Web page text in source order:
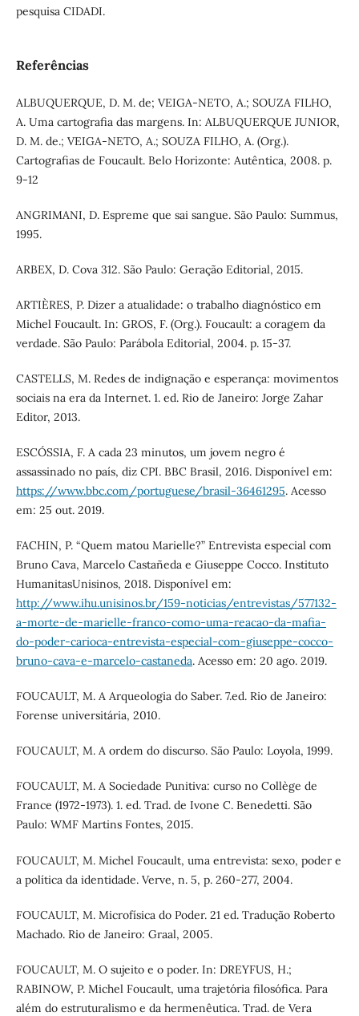
pesquisa CIDADI.
Referências
ALBUQUERQUE, D. M. de; VEIGA-NETO, A.; SOUZA FILHO,
A. Uma cartografia das margens. In: ALBUQUERQUE JUNIOR,
D. M. de.; VEIGA-NETO, A.; SOUZA FILHO, A. (Org.).
Cartografias de Foucault. Belo Horizonte: Autêntica, 2008. p.
9-12
ANGRIMANI, D. Espreme que sai sangue. São Paulo: Summus,
1995.
ARBEX, D. Cova 312. São Paulo: Geração Editorial, 2015.
ARTIÈRES, P. Dizer a atualidade: o trabalho diagnóstico em
Michel Foucault. In: GROS, F. (Org.). Foucault: a coragem da
verdade. São Paulo: Parábola Editorial, 2004. p. 15-37.
CASTELLS, M. Redes de indignação e esperança: movimentos
sociais na era da Internet. 1. ed. Rio de Janeiro: Jorge Zahar
Editor, 2013.
ESCÓSSIA, F. A cada 23 minutos, um jovem negro é
assassinado no país, diz CPI. BBC Brasil, 2016. Disponível em:
https://www.bbc.com/portuguese/brasil-36461295. Acesso
em: 25 out. 2019.
FACHIN, P. “Quem matou Marielle?” Entrevista especial com
Bruno Cava, Marcelo Castañeda e Giuseppe Cocco. Instituto
HumanitasUnisinos, 2018. Disponível em:
http://www.ihu.unisinos.br/159-noticias/entrevistas/577132-
a-morte-de-marielle-franco-como-uma-reacao-da-mafia-
do-poder-carioca-entrevista-especial-com-giuseppe-cocco-
bruno-cava-e-marcelo-castaneda. Acesso em: 20 ago. 2019.
FOUCAULT, M. A Arqueologia do Saber. 7.ed. Rio de Janeiro:
Forense universitária, 2010.
FOUCAULT, M. A ordem do discurso. São Paulo: Loyola, 1999.
FOUCAULT, M. A Sociedade Punitiva: curso no Collège de
France (1972-1973). 1. ed. Trad. de Ivone C. Benedetti. São
Paulo: WMF Martins Fontes, 2015.
FOUCAULT, M. Michel Foucault, uma entrevista: sexo, poder e
a política da identidade. Verve, n. 5, p. 260-277, 2004.
FOUCAULT, M. Microfísica do Poder. 21 ed. Tradução Roberto
Machado. Rio de Janeiro: Graal, 2005.
FOUCAULT, M. O sujeito e o poder. In: DREYFUS, H.;
RABINOW, P. Michel Foucault, uma trajetória filosófica. Para
além do estruturalismo e da hermenêutica. Trad. de Vera